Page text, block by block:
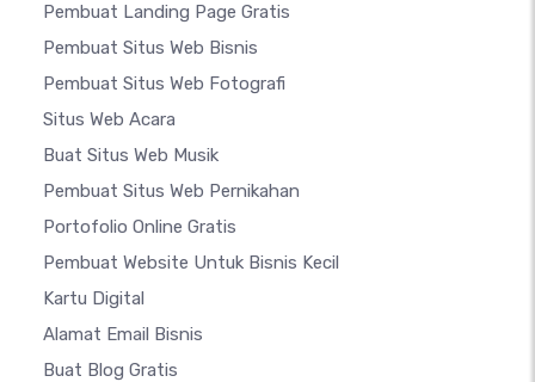
Pembuat Landing Page Gratis
Pembuat Situs Web Bisnis
Pembuat Situs Web Fotografi
Situs Web Acara
Buat Situs Web Musik
Pembuat Situs Web Pernikahan
Portofolio Online Gratis
Pembuat Website Untuk Bisnis Kecil
Kartu Digital
Alamat Email Bisnis
Buat Blog Gratis